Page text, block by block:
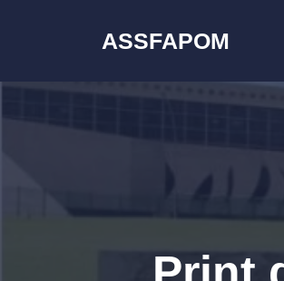
conteúdo
ASSFAPOM